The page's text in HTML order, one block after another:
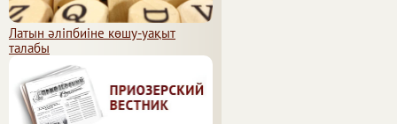
Латын әліпбиіне көшу-уақыт
талабы